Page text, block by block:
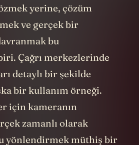
yerine, çözüm
ve gerçek bir
bu
Çağrı merkezlerinde
detaylı bir şekilde
bir kullanım örneği.
için kameranın
zamanlı olarak
yönlendirmek müthiş bir